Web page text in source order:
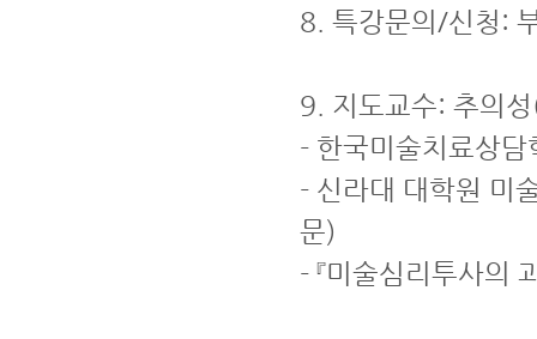
8. 특강문의/신청:
9. 지도교수: 추의
- 한국미술치료상
- 신라대 대학원 미
문)
- 『미술심리투사의